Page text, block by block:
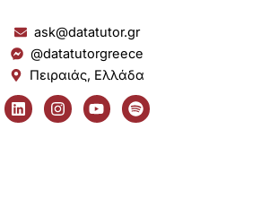
ask@datatutor.gr
@datatutorgreece
Πειραιάς, Ελλάδα
L
i
n
I
n
s
Y
o
u
S
p
o